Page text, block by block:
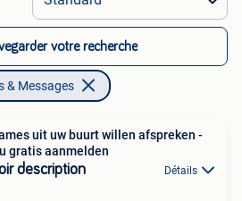
votre recherche
& Messages
uit uw buurt willen afspreken -
gratis aanmelden
description Détails